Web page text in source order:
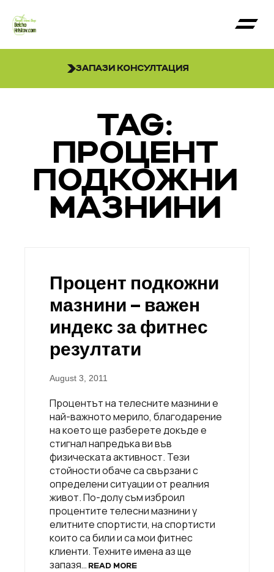
ЗАПАЗИ КОНСУЛТАЦИЯ
TAG:
ПРОЦЕНТ
ПОДКОЖНИ
МАЗНИНИ
Процент подкожни
мазнини – важен
индекс за фитнес
резултати
August 3, 2011
Процентът на телесните мазнини е
най-важното мерило, благодарение
на което ще разберете докъде е
стигнал напредъкa ви във
физическата активност. Тези
стойности обаче са свързани с
определени ситуации от реалния
живот. По-долу съм изброил
процентите телесни мазнини у
елитните спортисти, на спортисти
които са били и са мои фитнес
клиенти. Техните имена аз ще
запазя… READ MORE